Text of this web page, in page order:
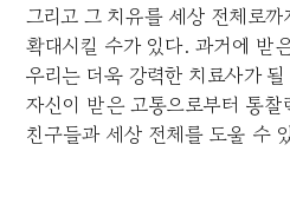
그리고 그 치유를 세상 전체로까
확대시킬 수가 있다. 과거에 받
우리는 더욱 강력한 치료사가
자신이 받은 고통으로부터 통찰
친구들과 세상 전체를 도울 수